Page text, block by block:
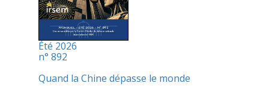
Été 2026
n° 892
Quand la Chine dépasse le monde